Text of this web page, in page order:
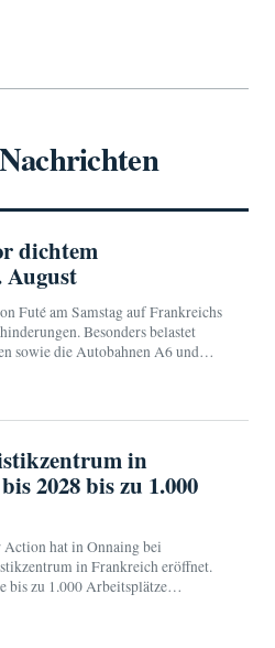
dichtem
August
Futé am Samstag auf Frankreichs
Besonders belastet
sowie die Autobahnen A6 und
in
2028 bis zu 1.000
hat in Onnaing bei
in Frankreich eröffnet.
bis zu 1.000 Arbeitsplätze